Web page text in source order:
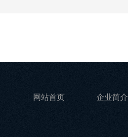
网站首页 企业简介